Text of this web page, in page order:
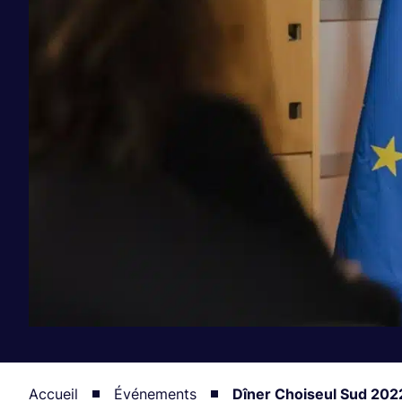
Accueil Événements Dîner Choiseul Sud